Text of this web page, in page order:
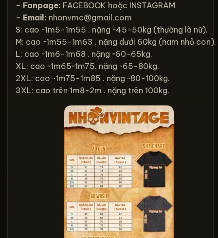
– Fanpage: FACEBOOK hoặc INSTAGRAM
– Email: nhonvmc@gmail.com
S: cao ~1m5-1m55 . nặng ~45-50kg (thường là nữ).
M: cao ~1m55-1m63 . nặng dưới 60kg (nam nhỏ con).
L: cao ~1m6-1m68 . nặng ~60-65kg.
XL: cao ~1m65~1m75. nặng ~65-80kg.
2XL: cao ~1m75-1m85 . nặng ~80-100kg.
3XL: cao trên 1m8-2m . nặng trên 100kg.